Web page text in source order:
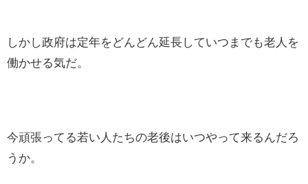
しかし政府は定年をどんどん延長していつまでも老人を
働かせる気だ。
今頑張ってる若い人たちの老後はいつやって来るんだろ
うか。